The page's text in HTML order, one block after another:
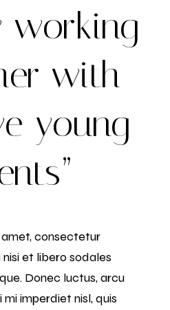
working
with
young
consectetur
et libero sodales
Donec luctus, arcu
imperdiet nisl, quis